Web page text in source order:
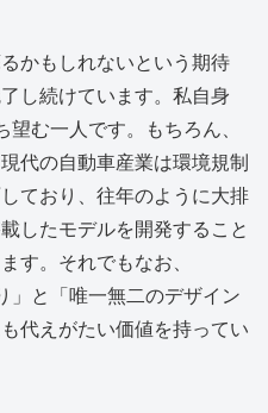
かもしれないという期待
し続けています。私自身
む一人です。もちろん、
代の自動車産業は環境規制
ており、往年のように大排
したモデルを開発すること
す。それでもなお、
」と「唯一無二のデザイン
代えがたい価値を持ってい